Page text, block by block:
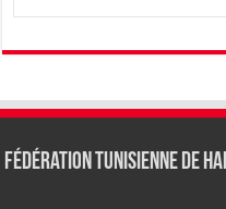
Fédération tunisienne de